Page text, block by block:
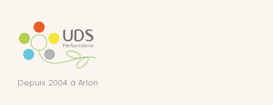
Depuis 2004 à Arlon